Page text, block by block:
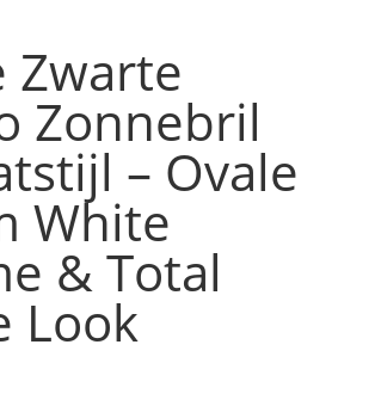
Zwarte
Zonnebril
– Ovale
White
& Total
Look